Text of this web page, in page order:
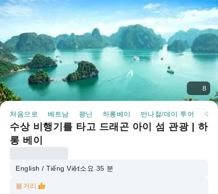
8
처음으로 베트남 꽝닌 하롱베이 반나절/데이 투어
수상 비행기를 타고 드래곤 아이 섬 관광 | 하
롱 베이
English / Tiếng Việt소요 35 분
볼거리